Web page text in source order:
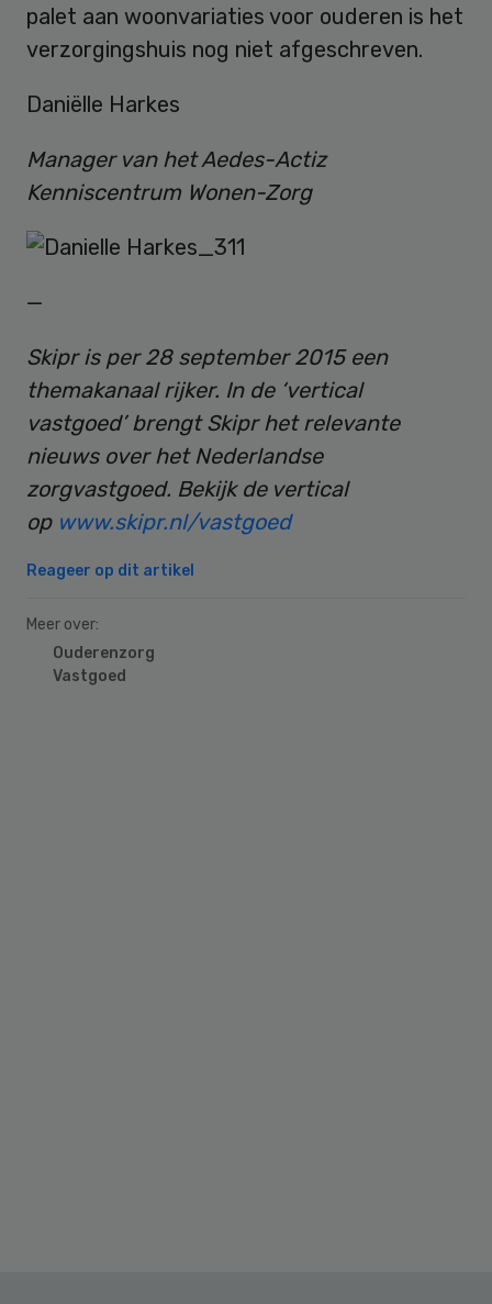
palet aan woonvariaties voor ouderen is het
verzorgingshuis nog niet afgeschreven.
Daniëlle Harkes
Manager van het Aedes-Actiz
Kenniscentrum Wonen-Zorg
—
Skipr is per 28 september 2015 een
themakanaal rijker. In de ‘vertical
vastgoed’ brengt Skipr het relevante
nieuws over het Nederlandse
zorgvastgoed. Bekijk de vertical
op www.skipr.nl/vastgoed
Reageer op dit artikel
Meer over:
Ouderenzorg
Vastgoed